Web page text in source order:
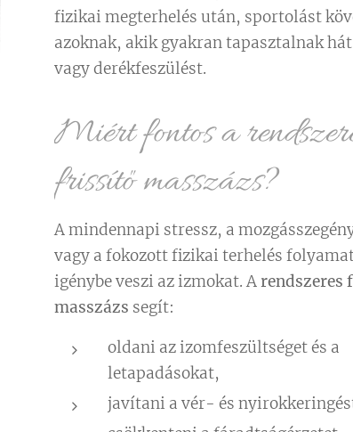
fizikai megterhelés után, sportolást
azoknak, akik gyakran tapasztalnak
vagy derékfeszülést.
Miért fontos a
frissítő masszázs?
A mindennapi stressz, a
vagy a fokozott fizikai terhelés
igénybe veszi az izmokat. Arendszeres
masszázs segít:
oldani az izomfeszültséget és a
letapadásokat,
javítani a vér- és